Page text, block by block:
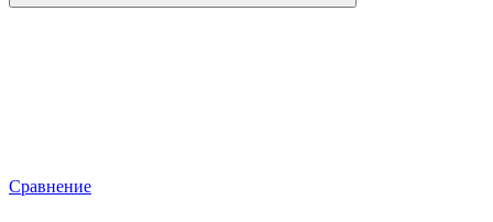
Сравнение